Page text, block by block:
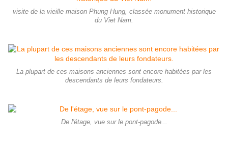
visite de la vieille maison Phung Hung, classée monument historique
du Viet Nam.
La plupart de ces maisons anciennes sont encore habitées par les
descendants de leurs fondateurs.
De l'étage, vue sur le pont-pagode...